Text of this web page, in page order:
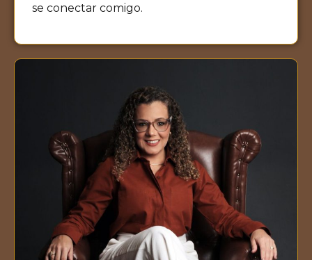
se conectar comigo.